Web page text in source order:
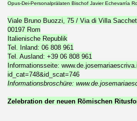
Opus-Dei-Personalprälaten Bischof Javier Echevarría
Viale Bruno Buozzi, 75 / Via di Villa
00197 Rom
Italienische Republik
Tel. Inland: 06 808 961
Tel. Ausland: +39 06 808 961
Informationsseite:
id_cat=748&id_scat=746
Informationsbroschüre:
Zelebration der neuen Römischen
LETZTEN KAISERS DER
REICHES (800-1806
RÖMISCH-
1917 A.D. in Fátima ÜBER